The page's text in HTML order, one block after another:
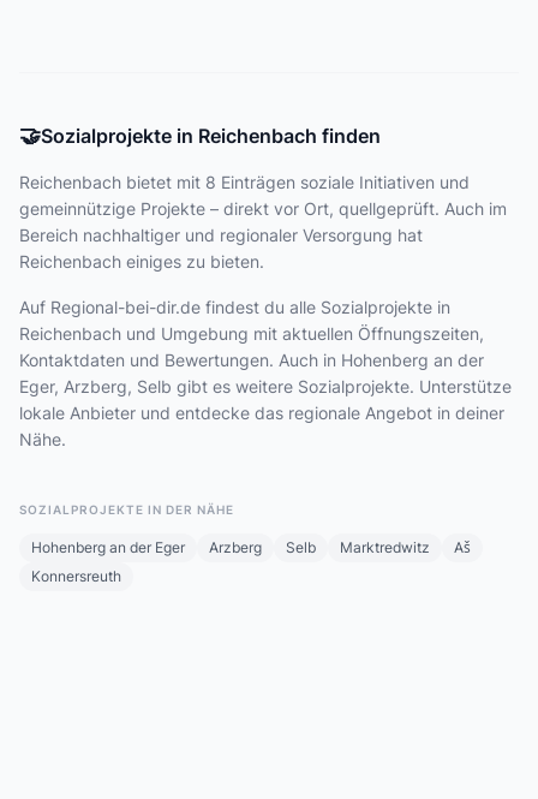
🤝Sozialprojekte in Reichenbach finden
Reichenbach bietet mit 8 Einträgen soziale Initiativen und
gemeinnützige Projekte – direkt vor Ort, quellgeprüft. Auch im
Bereich nachhaltiger und regionaler Versorgung hat
Reichenbach einiges zu bieten.
Auf Regional-bei-dir.de findest du alle Sozialprojekte in
Reichenbach und Umgebung mit aktuellen Öffnungszeiten,
Kontaktdaten und Bewertungen. Auch in Hohenberg an der
Eger, Arzberg, Selb gibt es weitere Sozialprojekte. Unterstütze
lokale Anbieter und entdecke das regionale Angebot in deiner
Nähe.
SOZIALPROJEKTE IN DER NÄHE
Hohenberg an der Eger Arzberg Selb Marktredwitz
Aš
Konnersreuth